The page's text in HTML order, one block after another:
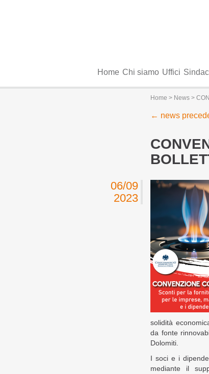
Home Chi siamo Uffici
Home > News >
← news
06/09
2023
solidità
da fonte
Dolomiti.
I soci e i
mediante il